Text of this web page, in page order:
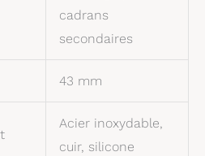
cadrans
secondaires
43 mm
Acier inoxydable,
cuir, silicone